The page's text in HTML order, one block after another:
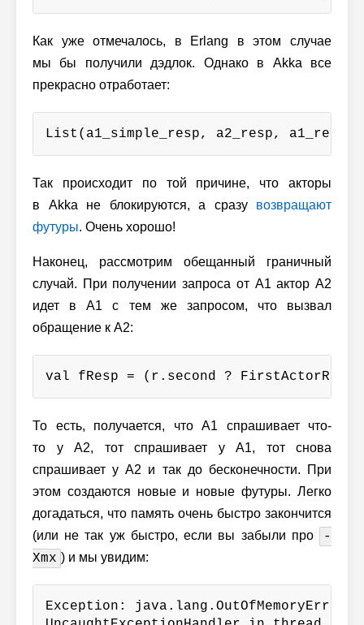
Как уже отмечалось, в Erlang в этом случае
мы бы получили дэдлок. Однако в Akka все
прекрасно отработает:
List(a1_simple_resp, a2_resp, a1_resp)
Так происходит по той причине, что акторы
в Akka не блокируются, а сразу возвращают
футуры. Очень хорошо!
Наконец, рассмотрим обещанный граничный
случай. При получении запроса от A1 актор A2
идет в A1 с тем же запросом, что вызвал
обращение к A2:
val fResp = (r.second ?
То есть, получается, что A1 спрашивает что-
то у A2, тот спрашивает у A1, тот снова
спрашивает у A2 и так до бесконечности. При
этом создаются новые и новые футуры. Легко
догадаться, что память очень быстро закончится
(или не так уж быстро, если вы забыли про
-
Xmx ) и мы увидим:
Exception: java.lang.OutOfMemoryError